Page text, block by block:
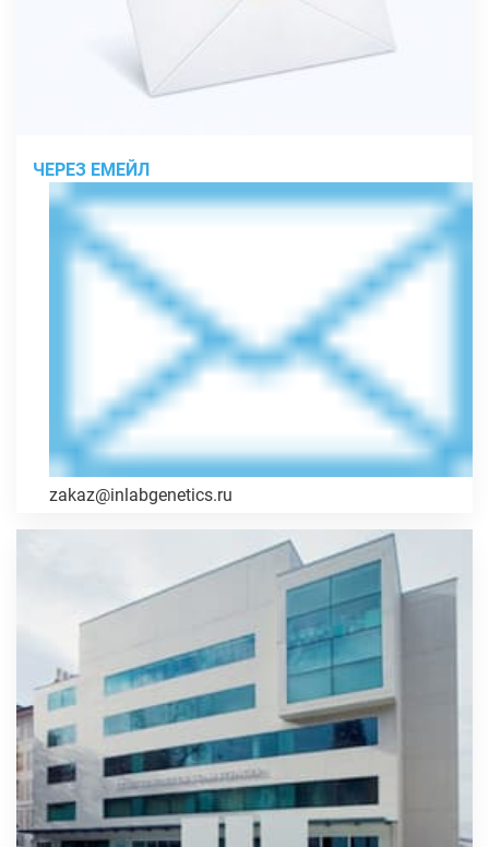
ЧЕРЕЗ ЕМЕЙЛ
zakaz@inlabgenetics.ru